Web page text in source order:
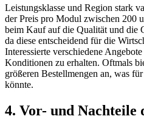
Leistungsklasse und Region stark
der Preis pro Modul zwischen 200
beim Kauf auf die Qualität und die
da diese entscheidend für die
Interessierte verschiedene
Konditionen zu erhalten. Oftmals
größeren Bestellmengen an, was
könnte.
4. Vor- und